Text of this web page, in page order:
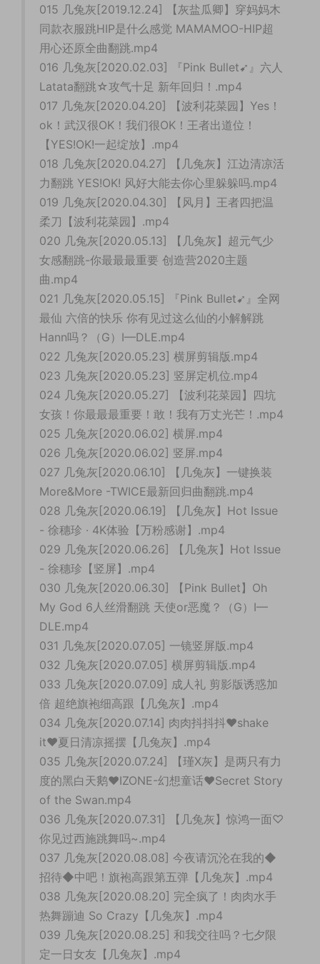
015 几兔灰[2019.12.24] 【灰盐瓜卿】穿妈妈木
同款衣服跳HIP是什么感觉 MAMAMOO-HIP超
用心还原全曲翻跳.mp4
016 几兔灰[2020.02.03] 『Pink Bullet➹』六人
Latata翻跳☆攻气十足 新年回归！.mp4
017 几兔灰[2020.04.20] 【波利花菜园】Yes！
ok！武汉很OK！我们很OK！王者出道位！
【YES!OK!一起绽放】.mp4
018 几兔灰[2020.04.27] 【几兔灰】江边清凉活
力翻跳 YES!OK! 风好大能去你心里躲躲吗.mp4
019 几兔灰[2020.04.30] 【风月】王者四把温
柔刀【波利花菜园】.mp4
020 几兔灰[2020.05.13] 【几兔灰】超元气少
女感翻跳-你最最最重要 创造营2020主题
曲.mp4
021 几兔灰[2020.05.15] 『Pink Bullet➹』全网
最仙 六倍的快乐 你有见过这么仙的小解解跳
Hann吗？（G）I—DLE.mp4
022 几兔灰[2020.05.23] 横屏剪辑版.mp4
023 几兔灰[2020.05.23] 竖屏定机位.mp4
024 几兔灰[2020.05.27] 【波利花菜园】四坑
女孩！你最最最重要！敢！我有万丈光芒！.mp4
025 几兔灰[2020.06.02] 横屏.mp4
026 几兔灰[2020.06.02] 竖屏.mp4
027 几兔灰[2020.06.10] 【几兔灰】一键换装
More&More -TWICE最新回归曲翻跳.mp4
028 几兔灰[2020.06.19] 【几兔灰】Hot Issue
- 徐穗珍 · 4K体验【万粉感谢】.mp4
029 几兔灰[2020.06.26] 【几兔灰】Hot lssue
- 徐穗珍【竖屏】.mp4
030 几兔灰[2020.06.30] 【Pink Bullet】Oh
My God 6人丝滑翻跳 天使or恶魔？（G）I—
DLE.mp4
031 几兔灰[2020.07.05] 一镜竖屏版.mp4
032 几兔灰[2020.07.05] 横屏剪辑版.mp4
033 几兔灰[2020.07.09] 成人礼 剪影版诱惑加
倍 超绝旗袍细高跟【几兔灰】.mp4
034 几兔灰[2020.07.14] 肉肉抖抖抖♥shake
it♥夏日清凉摇摆【几兔灰】.mp4
035 几兔灰[2020.07.24] 【瑾X灰】是两只有力
度的黑白天鹅❤IZONE-幻想童话❤Secret Story
of the Swan.mp4
036 几兔灰[2020.07.31] 【几兔灰】惊鸿一面♡
你见过西施跳舞吗~.mp4
037 几兔灰[2020.08.08] 今夜请沉沦在我的◆
招待◆中吧！旗袍高跟第五弹【几兔灰】.mp4
038 几兔灰[2020.08.20] 完全疯了！肉肉水手
热舞蹦迪 So Crazy【几兔灰】.mp4
039 几兔灰[2020.08.25] 和我交往吗？七夕限
定一日女友【几兔灰】.mp4